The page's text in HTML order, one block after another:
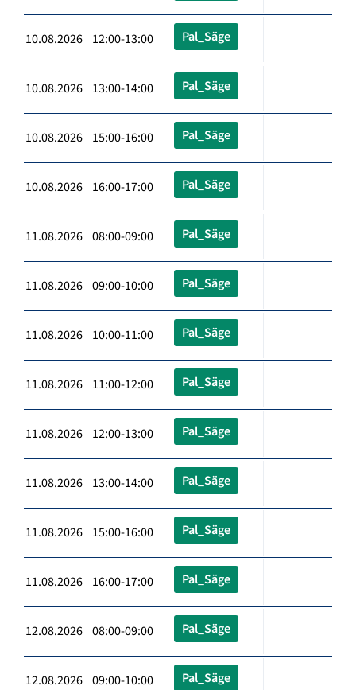
10.08.2026 12:00-13:00 Pal_Säge
10.08.2026 13:00-14:00 Pal_Säge
10.08.2026 15:00-16:00 Pal_Säge
10.08.2026 16:00-17:00 Pal_Säge
11.08.2026 08:00-09:00 Pal_Säge
11.08.2026 09:00-10:00 Pal_Säge
11.08.2026 10:00-11:00 Pal_Säge
11.08.2026 11:00-12:00 Pal_Säge
11.08.2026 12:00-13:00 Pal_Säge
11.08.2026 13:00-14:00 Pal_Säge
11.08.2026 15:00-16:00 Pal_Säge
11.08.2026 16:00-17:00 Pal_Säge
12.08.2026 08:00-09:00 Pal_Säge
12.08.2026 09:00-10:00 Pal_Säge